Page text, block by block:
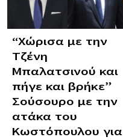
“Χώρισα με την
Τζένη
Μπαλατσινού και
πήγε και βρήκε”
Σούσουρο με την
ατάκα του
Κωστόπουλου για